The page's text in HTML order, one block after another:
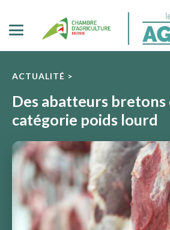
ACTUALITÉ >
Des abatteurs bretons
catégorie poids lourd